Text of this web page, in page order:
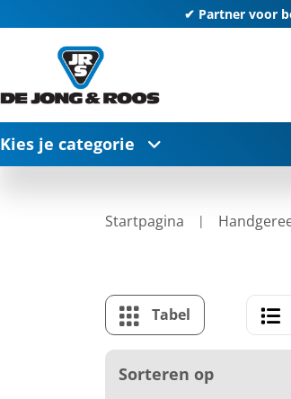
✔ Partner voor
Kies je categorie
Startpagina
Tabel
Sorteren op